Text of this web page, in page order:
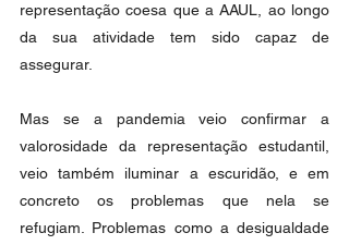
representação coesa que a AAUL, ao longo
da sua atividade tem sido capaz de
assegurar.
Mas se a pandemia veio confirmar a
valorosidade da representação estudantil,
veio também iluminar a escuridão, e em
concreto os problemas que nela se
refugiam. Problemas como a desigualdade